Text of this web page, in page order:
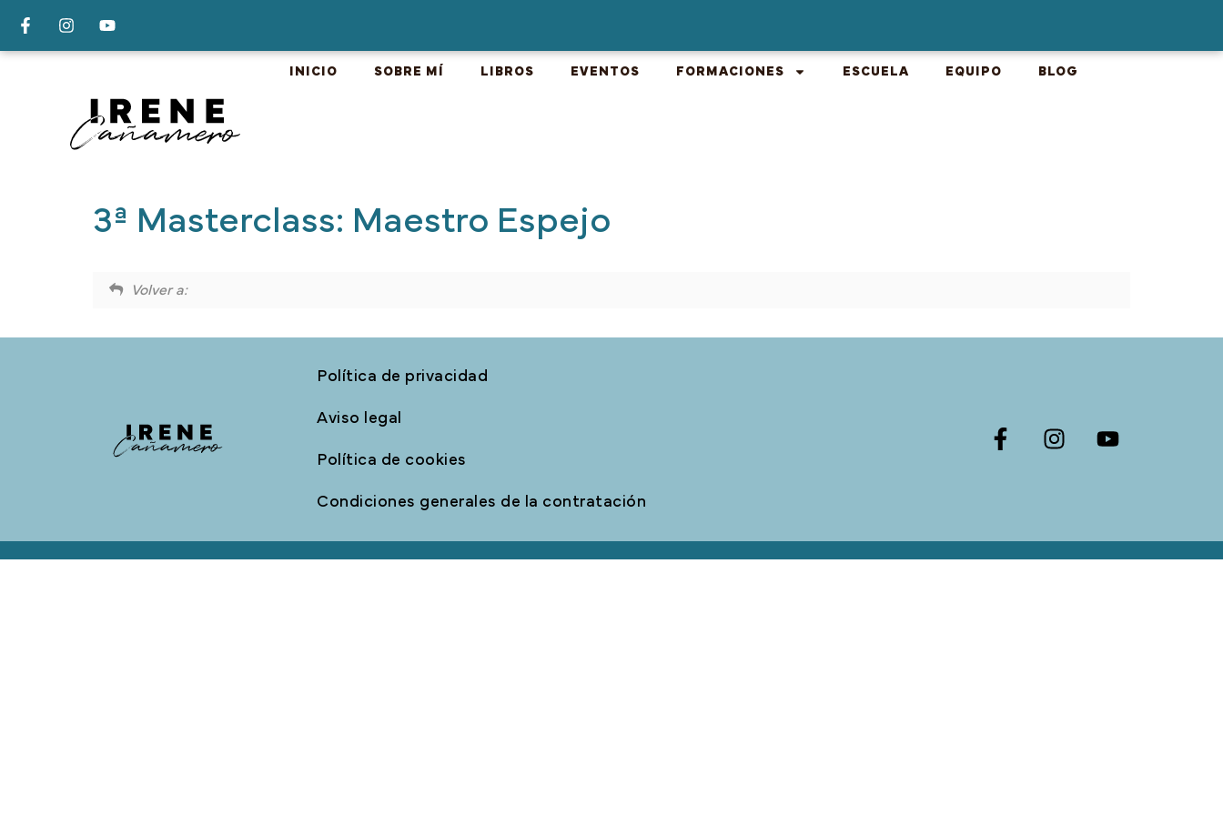
INICIO SOBRE MÍ LIBROS EVENTOS FORMACIONES ESCUELA EQUIPO BLOG
3ª Masterclass: Maestro Espejo
Volver a:
Política de privacidad
Aviso legal
Política de cookies
Condiciones generales de la contratación